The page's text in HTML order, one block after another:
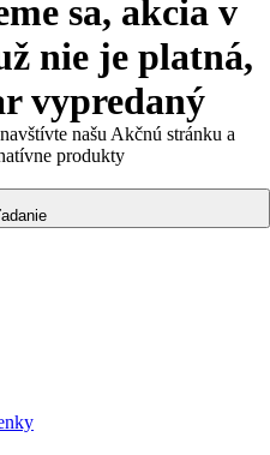
sa, akcia v
nie je platná,
vypredaný
našu Akčnú stránku a
produkty